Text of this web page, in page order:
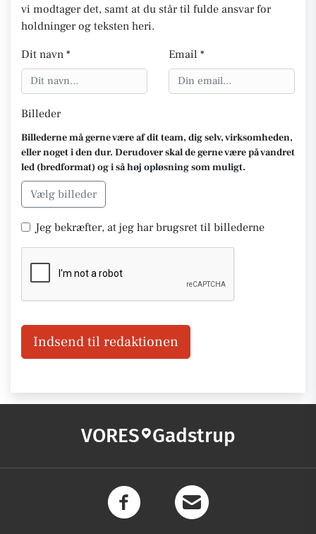
vi modtager det, samt at du står til fulde ansvar for
holdninger og teksten heri.
Dit navn *
Email *
Billeder
Billederne må gerne være af dit team, dig selv, virksomheden,
eller noget i den dur. Derudover skal de gerne være på vandret
led (bredformat) og i så høj opløsning som muligt.
Vælg billeder
Jeg bekræfter, at jeg har brugsret til billederne
Indsend til redaktionen
VORES Gadstrup